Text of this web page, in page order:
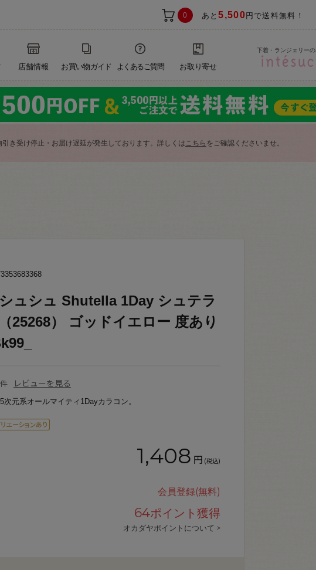
0 あと5,500 円で送料無料！
店舗情報 お買い物ガイド よくあるご質問 お取り寄せ
下着・ランジェリー
き受け停止・お届け遅延が発生しております。詳しくはこちら をご確認くださいませ。
ュシュ Shutella 1Day シュテラ
25268） ゴッドイエロー 度あり
レビューを見る
次元系オールマイティ1Dayカラコン。
1,408 円 (税込)
会員登録(無料)
64ポイント獲得
オカダヤポイントについて >